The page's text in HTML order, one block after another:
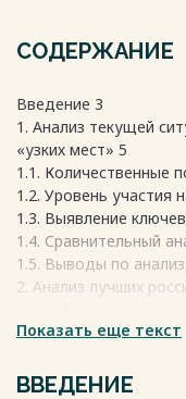
СОДЕРЖАНИЕ
Введение 3
1. Анализ текущей
«узких мест» 5
1.1. Количественные
1.2. Уровень участия
1.3. Выявление
1.4. Сравнительный
1.5. Выводы по
2. Анализ лучших
2.1. Критерии для
2.3. Углубленный
Показать еще текст
ВВЕДЕНИЕ